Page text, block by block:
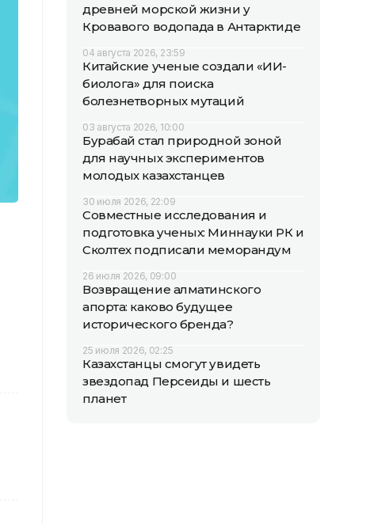
древней морской жизни у
Кровавого водопада в Антарктиде
04 августа 2026, 23:59
Китайские ученые создали «ИИ-
биолога» для поиска
болезнетворных мутаций
03 августа 2026, 10:00
Бурабай стал природной зоной
для научных экспериментов
молодых казахстанцев
30 июля 2026, 22:09
Совместные исследования и
подготовка ученых: Миннауки РК и
Сколтех подписали меморандум
26 июля 2026, 09:00
Возвращение алматинского
апорта: каково будущее
исторического бренда?
25 июля 2026, 02:25
Казахстанцы смогут увидеть
звездопад Персеиды и шесть
планет